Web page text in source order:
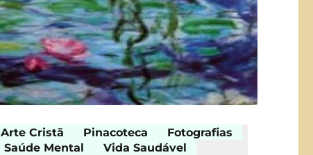
Arte Cristã Pinacoteca
Fotografias
Saúde Mental
Vida Saudável